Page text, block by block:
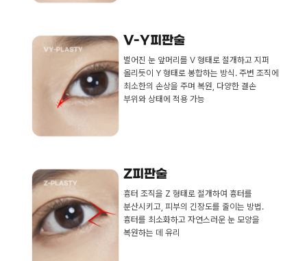
V-Y피판술
벌어진 눈 앞머리를 V 형태로 절개하고 지퍼
올리듯이 Y 형태로 봉합하는 방식. 주변 조직에
최소한의 손상을 주며 복원, 다양한 결손
부위와 상태에 적용 가능
Z피판술
흉터 조직을 Z 형태로 절개하여 흉터를
분산시키고, 피부의 긴장도를 줄이는 방법.
흉터를 최소화하고 자연스러운 눈 모양을
복원하는 데 유리